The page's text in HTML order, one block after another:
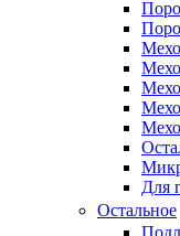
Для
Остальное